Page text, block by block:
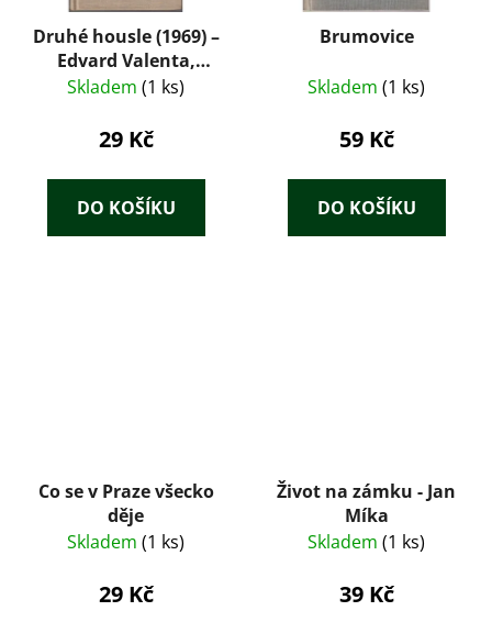
Druhé housle (1969) –
Edvard Valenta,
román o velké cestě
Skladem (1 ks)
29 Kč
DO KOŠÍKU
Brumovice
Skladem (1 ks)
59 Kč
DO KOŠÍKU
Co se v Praze všecko
děje
Skladem (1 ks)
29 Kč
Život na zámku - Jan
Míka
Skladem (1 ks)
39 Kč